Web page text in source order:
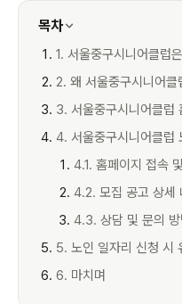
목차
1. 서울중구시니어클럽
2. 왜 서울중구시니어
3. 서울중구시니어클럽
4. 서울중구시니어클럽
4.1. 홈페이지 접속
4.2. 모집 공고 상세
4.3. 상담 및 문의 방
5. 노인 일자리 신청 시
6. 마치며